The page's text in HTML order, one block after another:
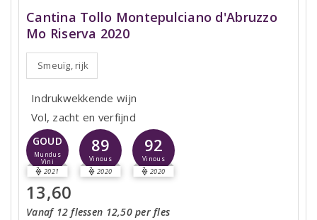
Cantina Tollo Montepulciano d'Abruzzo
Mo Riserva 2020
Smeuïg, rijk
Indrukwekkende wijn
Vol, zacht en verfijnd
GOUD
Mundus
Vini
2021
89
Vinous
2020
92
Vinous
2020
13,60
Vanaf 12 flessen 12,50 per fles